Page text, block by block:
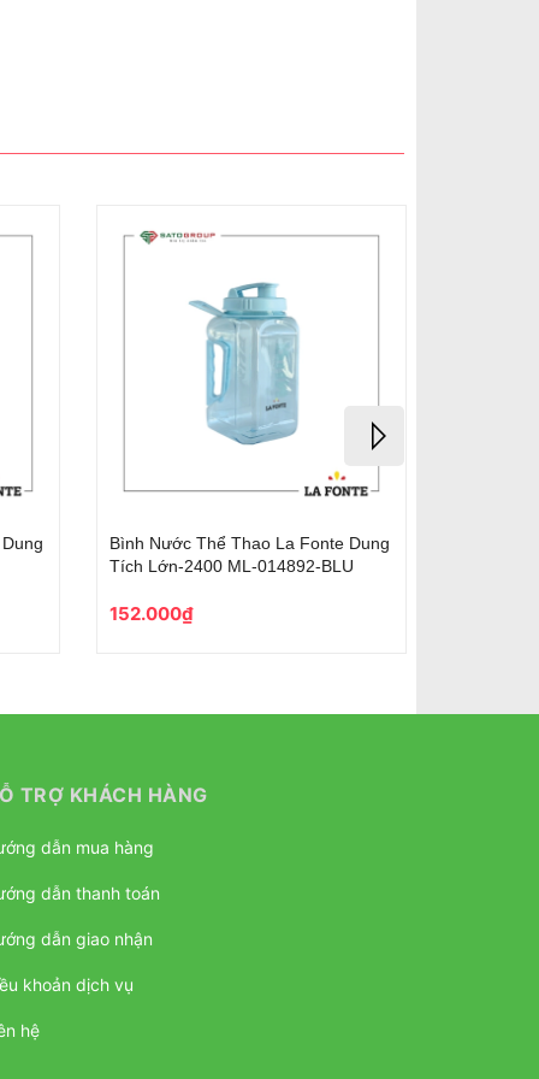
Phối Màu
Bình Giữ Nhiệt Phiên Bản Phối Màu
Phong Cách La Fonte 500 ML-
277.000₫
TRỢ KHÁCH HÀNG
dẫn mua hàng
dẫn thanh toán
dẫn giao nhận
khoản dịch vụ
hệ